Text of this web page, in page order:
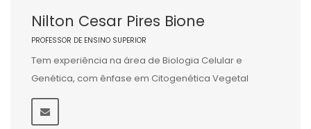
Nilton Cesar Pires Bione
PROFESSOR DE ENSINO SUPERIOR
Tem experiência na área de Biologia Celular e
Genética, com ênfase em Citogenética Vegetal